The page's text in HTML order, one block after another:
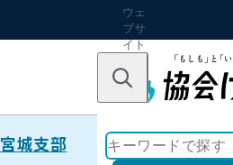
ウェ
ブサ
イト
のナ
ン
キーワードで探す
宮城支部